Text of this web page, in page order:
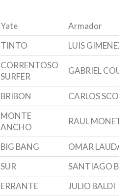
Yate
Armador
TINTO LUIS GIMENEZ
CORRENTOSO
SURFER
GABRIEL
BRIBON CARLOS
MONTE
ANCHO
RAUL MONETA
BIG BANG
OMAR LAUDA
SUR
SANTIAGO
ERRANTE JULIO BALDI